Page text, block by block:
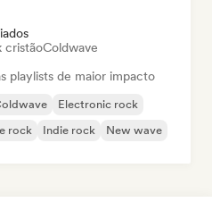
cristãoColdwave
playlists de maior impacto
Electronic rock
rock Indie rock New wave